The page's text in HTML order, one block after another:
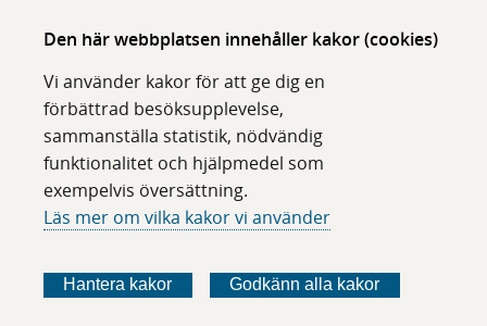
Den här webbplatsen innehåller kakor (cookies)
Vi använder kakor för att ge dig en
förbättrad besöksupplevelse,
sammanställa statistik, nödvändig
funktionalitet och hjälpmedel som
exempelvis översättning.
Läs mer om vilka kakor vi använder
Hantera kakor Godkänn alla kakor
Om karolinska.se
Tillgänglighet
Om cookies
Följ oss i sociala medier
ö
l
ö
l
ö
l